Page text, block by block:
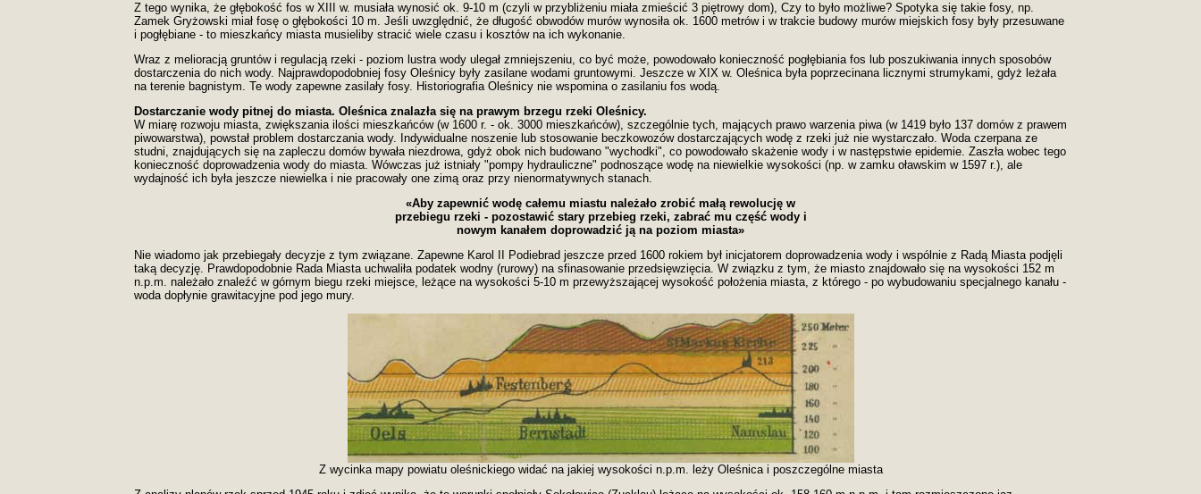
Z tego wynika, że głębokość fos w XIII w. musiała wynosić ok. 9-10 m (czyli w przybliżeniu miała zmieścić 3 piętrowy dom), Czy to było możliwe? Spotyka się takie fosy, np.
Zamek Gryżowski miał fosę o głębokości 10 m. Jeśli uwzględnić, że długość obwodów murów wynosiła ok. 1600 metrów i w trakcie budowy murów miejskich fosy były przesuwane
i pogłębiane - to mieszkańcy miasta musieliby stracić wiele czasu i kosztów na ich wykonanie.
Wraz z melioracją gruntów i regulacją rzeki - poziom lustra wody ulegał zmniejszeniu, co być może, powodowało konieczność pogłębiania fos lub poszukiwania innych sposobów
dostarczenia do nich wody. Najprawdopodobniej fosy Oleśnicy były zasilane wodami gruntowymi. Jeszcze w XIX w. Oleśnica była poprzecinana licznymi strumykami, gdyż leżała
na terenie bagnistym. Te wody zapewne zasilały fosy. Historiografia Oleśnicy nie wspomina o zasilaniu fos wodą.
Dostarczanie wody pitnej do miasta. Oleśnica znalazła się na prawym brzegu rzeki Oleśnicy.
W miarę rozwoju miasta, zwiększania ilości mieszkańców (w 1600 r. - ok. 3000 mieszkańców), szczególnie tych, mających prawo warzenia piwa (w 1419 było 137 domów z prawem
piwowarstwa), powstał problem dostarczania wody. Indywidualne noszenie lub stosowanie beczkowozów dostarczających wodę z rzeki już nie wystarczało. Woda czerpana ze
studni, znajdujących się na zapleczu domów bywała niezdrowa, gdyż obok nich budowano "wychodki", co powodowało skażenie wody i w następstwie epidemie. Zaszła wobec tego
konieczność doprowadzenia wody do miasta. Wówczas już istniały "pompy hydrauliczne" podnoszące wodę na niewielkie wysokości (np. w zamku oławskim w 1597 r.), ale
wydajność ich była jeszcze niewielka i nie pracowały one zimą oraz przy nienormatywnych stanach.
«Aby zapewnić wodę całemu miastu należało zrobić małą rewolucję w
przebiegu rzeki - pozostawić stary przebieg rzeki, zabrać mu część wody i
nowym kanałem doprowadzić ją na poziom miasta»
Nie wiadomo jak przebiegały decyzje z tym związane. Zapewne Karol II Podiebrad jeszcze przed 1600 rokiem był inicjatorem doprowadzenia wody i wspólnie z Radą Miasta podjęli
taką decyzję. Prawdopodobnie Rada Miasta uchwaliła podatek wodny (rurowy) na sfinasowanie przedsięwzięcia. W związku z tym, że miasto znajdowało się na wysokości 152 m
n.p.m. należało znaleźć w górnym biegu rzeki miejsce, leżące na wysokości 5-10 m przewyższającej wysokość położenia miasta, z którego - po wybudowaniu specjalnego kanału -
woda dopłynie grawitacyjne pod jego mury.
Z wycinka mapy powiatu oleśnickiego widać na jakiej wysokości n.p.m. leży Oleśnica i poszczególne miasta